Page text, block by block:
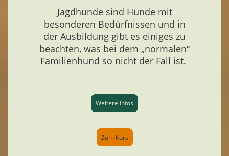
Jagdhunde sind Hunde mit
besonderen Bedürfnissen und in
der Ausbildung gibt es einiges zu
beachten, was bei dem „normalen“
Familienhund so nicht der Fall ist.
Weitere Infos
Zum Kurs